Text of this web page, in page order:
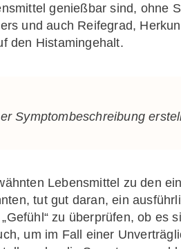
genießbar sind, ohne
und auch Reifegrad,
den Histamingehalt.
Symptombeschreibung
Lebensmittel zu den
tut gut daran, ein
zu überprüfen, ob es
um im Fall einer